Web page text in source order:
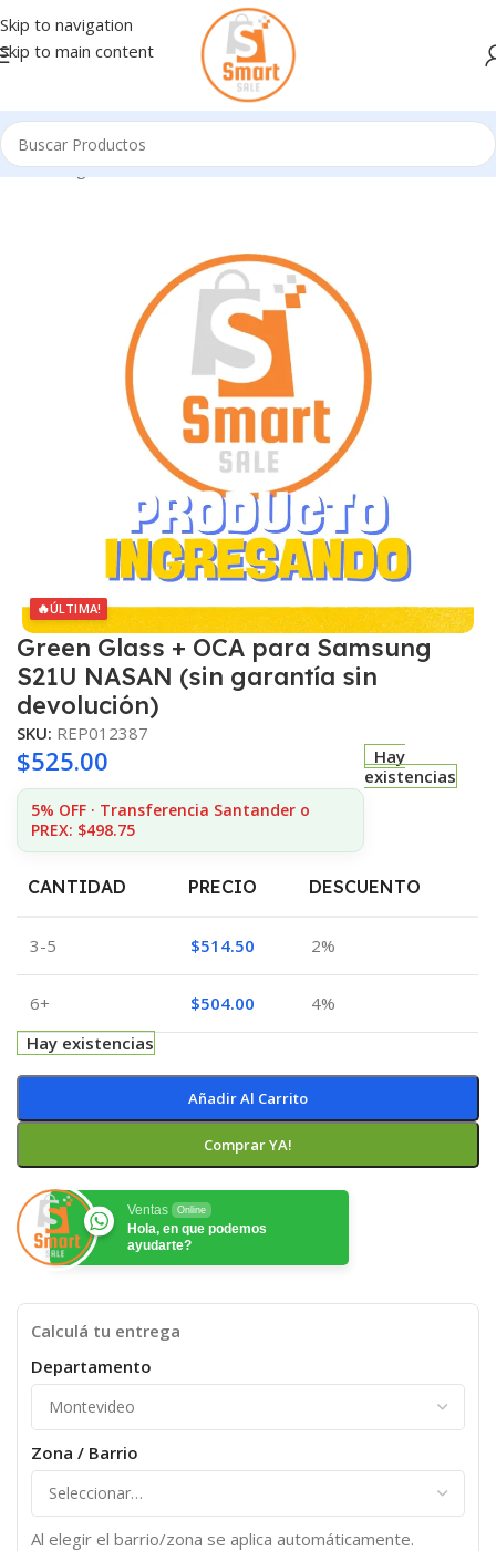
Skip to navigation
Skip to main content
Inicio/Ingresando
🔥ÚLTIMA!
Green Glass + OCA para Samsung
S21U NASAN (sin garantía sin
devolución)
SKU: REP012387
$525.00
5% OFF · Transferencia Santander o
PREX: $498.75
Hay
existencias
CANTIDAD PRECIO DESCUENTO
3-5 $514.50 2%
6+ $504.00
4%
Hay existencias
Añadir Al Carrito
Comprar YA!
Ventas Online
Hola, en que podemos
ayudarte?
Calculá tu entrega
Departamento
Zona / Barrio
Al elegir el barrio/zona se aplica automáticamente.